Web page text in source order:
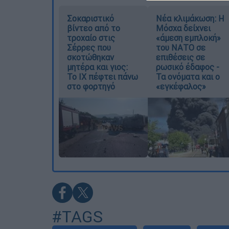
Σοκαριστικό
βίντεο από το
τροχαίο στις
Σέρρες που
σκοτώθηκαν
μητέρα και γιος:
Το ΙΧ πέφτει πάνω
στο φορτηγό
Νέα κλιμάκωση: Η
Μόσχα δείχνει
«άμεση εμπλοκή»
του ΝΑΤΟ σε
επιθέσεις σε
ρωσικό έδαφος -
Τα ονόματα και ο
«εγκέφαλος»
#TAGS